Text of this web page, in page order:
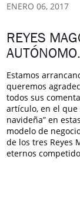
ENERO 06, 2017
REYES
AUTÓNOMO.
Estamos
queremos
todos sus
artículo, en el
navideña” en
modelo de
de los tres Reyes
eternos